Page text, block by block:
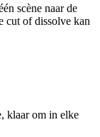
scène naar de
cut of dissolve kan
klaar om in elke